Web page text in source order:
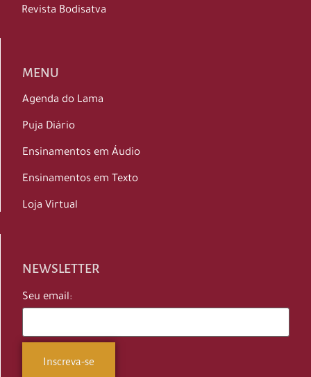
Revista Bodisatva
MENU
Agenda do Lama
Puja Diário
Ensinamentos em Áudio
Ensinamentos em Texto
Loja Virtual
NEWSLETTER
Seu email: